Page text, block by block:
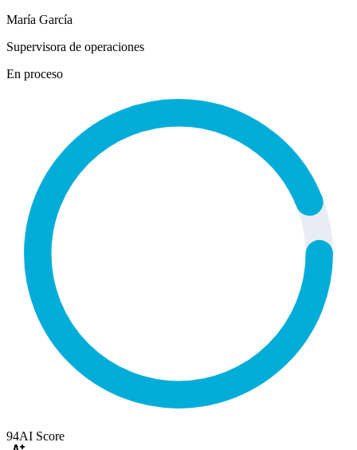
María García
Supervisora de operaciones
En proceso
94AI Score